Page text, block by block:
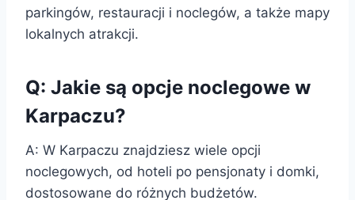
parkingów, restauracji i noclegów, a także mapy
lokalnych atrakcji.
Q: Jakie są opcje noclegowe w
Karpaczu?
A: W Karpaczu znajdziesz wiele opcji
noclegowych, od hoteli po pensjonaty i domki,
dostosowane do różnych budżetów.